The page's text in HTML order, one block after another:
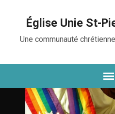
Église Unie St-
Une communauté